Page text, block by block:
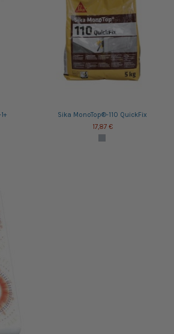
Sika MonoTop®-110 QuickFix
17,87 €